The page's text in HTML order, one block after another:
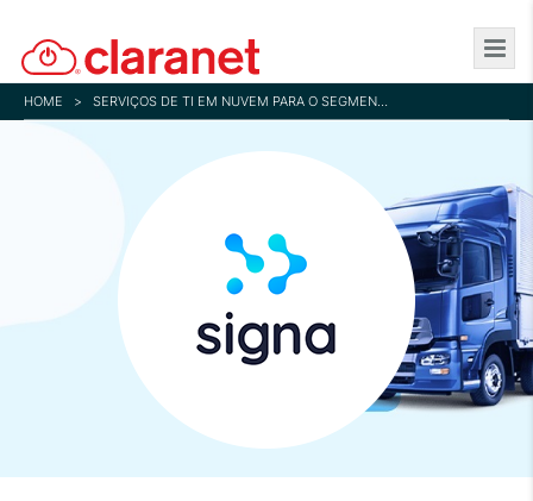
to
main
content
HOME > SERVIÇOS DE TI EM NUVEM PARA O SEGMENTO DE LOGÍSTICA